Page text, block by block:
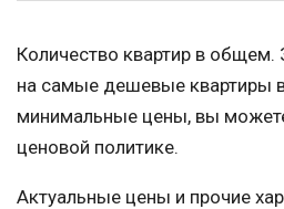
Количество квартир в
на самые дешевые квартиры
минимальные цены, вы
ценовой политике.
Актуальные цены и прочие